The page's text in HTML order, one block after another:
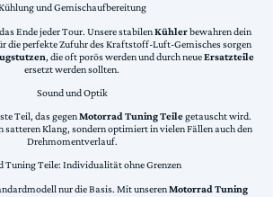
und Gemischaufbereitung
Ende jeder Tour. Unsere stabilenKühlerbewahren dein
die perfekte Zufuhr des Kraftstoff-Luft-Gemisches sorgen
, die oft porös werden und durch neueErsatzteile
ersetzt werden sollten.
Sound und Optik
Teil, das gegenMotorrad Tuning Teilegetauscht wird.
satteren Klang, sondern optimiert in vielen Fällen auch den
Drehmomentverlauf.
Tuning Teile: Individualität ohne Grenzen
nur die Basis. Mit unserenMotorrad Tuning